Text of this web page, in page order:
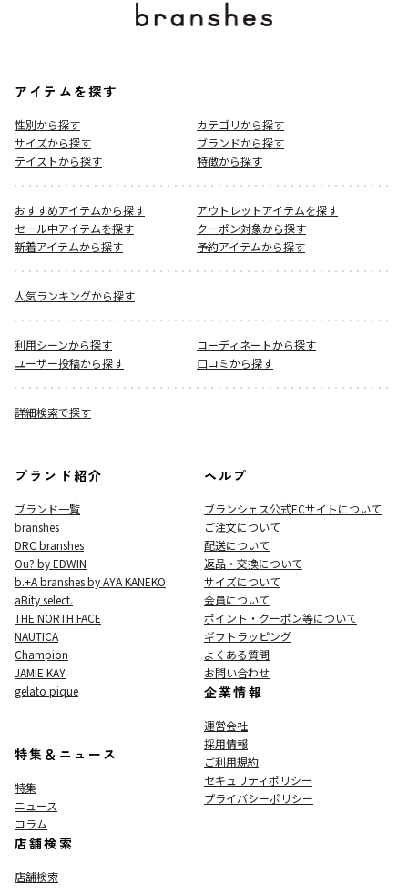
アイテムを探す
性別から探す
カテゴリから探す
サイズから探す
ブランドから探す
テイストから探す
特徴から探す
おすすめアイテムから探す
アウトレットアイテムを探す
セール中アイテムを探す
クーポン対象から探す
新着アイテムから探す
予約アイテムから探す
人気ランキングから探す
利用シーンから探す
コーディネートから探す
ユーザー投稿から探す
口コミから探す
詳細検索で探す
ブランド紹介
ブランド一覧
branshes
DRC branshes
Ou? by EDWIN
b.+A branshes by AYA KANEKO
aBity select.
THE NORTH FACE
NAUTICA
Champion
JAMIE KAY
gelato pique
特集＆ニュース
特集
ニュース
コラム
店舗検索
店舗検索
ヘルプ
ブランシェス公式ECサイトについて
ご注文について
配送について
返品・交換について
サイズについて
会員について
ポイント・クーポン等について
ギフトラッピング
よくある質問
お問い合わせ
企業情報
運営会社
採用情報
ご利用規約
セキュリティポリシー
プライバシーポリシー